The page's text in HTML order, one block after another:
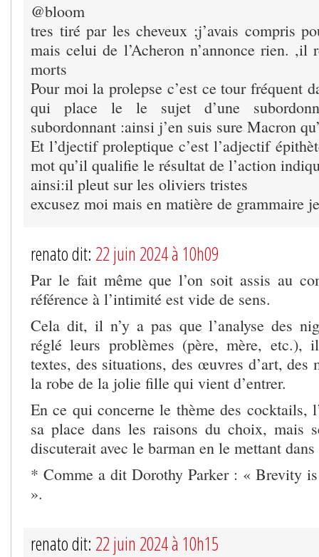
@bloom
tres tiré par les cheveux ;j’avais compris
mais celui de l’Acheron n’annonce rien. ,il
morts
Pour moi la prolepse c’est ce tour fréquent
qui place le le sujet d’une
subordonnant :ainsi j’en suis sure Macron
Et l’djectif proleptique c’est l’adjectif
mot qu’il qualifie le résultat de l’action
ainsi:il pleut sur les oliviers tristes
excusez moi mais en matière de grammaire
renato dit: 22 juin 2024 à 10h09
Par le fait même que l’on soit assis au
référence à l’intimité est vide de sens.
Cela dit, il n’y a pas que l’analyse des
réglé leurs problèmes (père, mère, etc.),
textes, des situations, des œuvres d’art, des
la robe de la jolie fille qui vient d’entrer.
En ce qui concerne le thème des cocktails,
sa place dans les raisons du choix, mais
discuterait avec le barman en le mettant dans
* Comme a dit Dorothy Parker : « Brevity
».
renato dit: 22 juin 2024 à 10h15